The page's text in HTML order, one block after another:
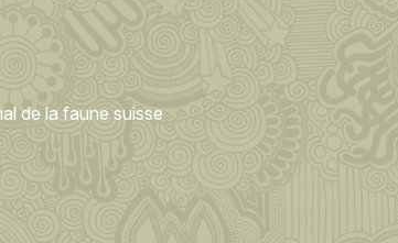
de la faune suisse